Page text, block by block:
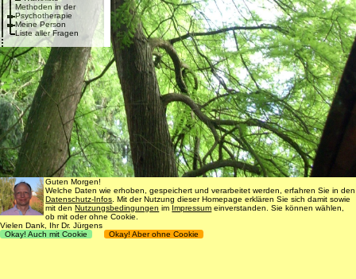
Methoden in der
Psychotherapie
Meine Person
Liste aller Fragen
Guten Morgen!
Welche Daten wie erhoben, gespeichert und verarbeitet werden, erfahren Sie in den
Datenschutz-Infos . Mit der Nutzung dieser Homepage erklären Sie sich damit sowie
mit denNutzungsbedingungen im Impressum einverstanden. Sie können wählen,
ob mit oder ohne Cookie.
Vielen Dank, Ihr Dr. Jürgens
Okay! Auch mit Cookie
Okay! Aber ohne Cookie